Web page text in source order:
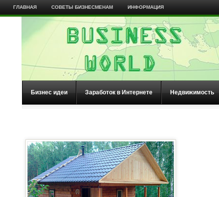
ГЛАВНАЯ СОВЕТЫ БИЗНЕСМЕНАМ ИНФОРМАЦИЯ
Бизнес идеи Заработок в Интернете Недвижимость